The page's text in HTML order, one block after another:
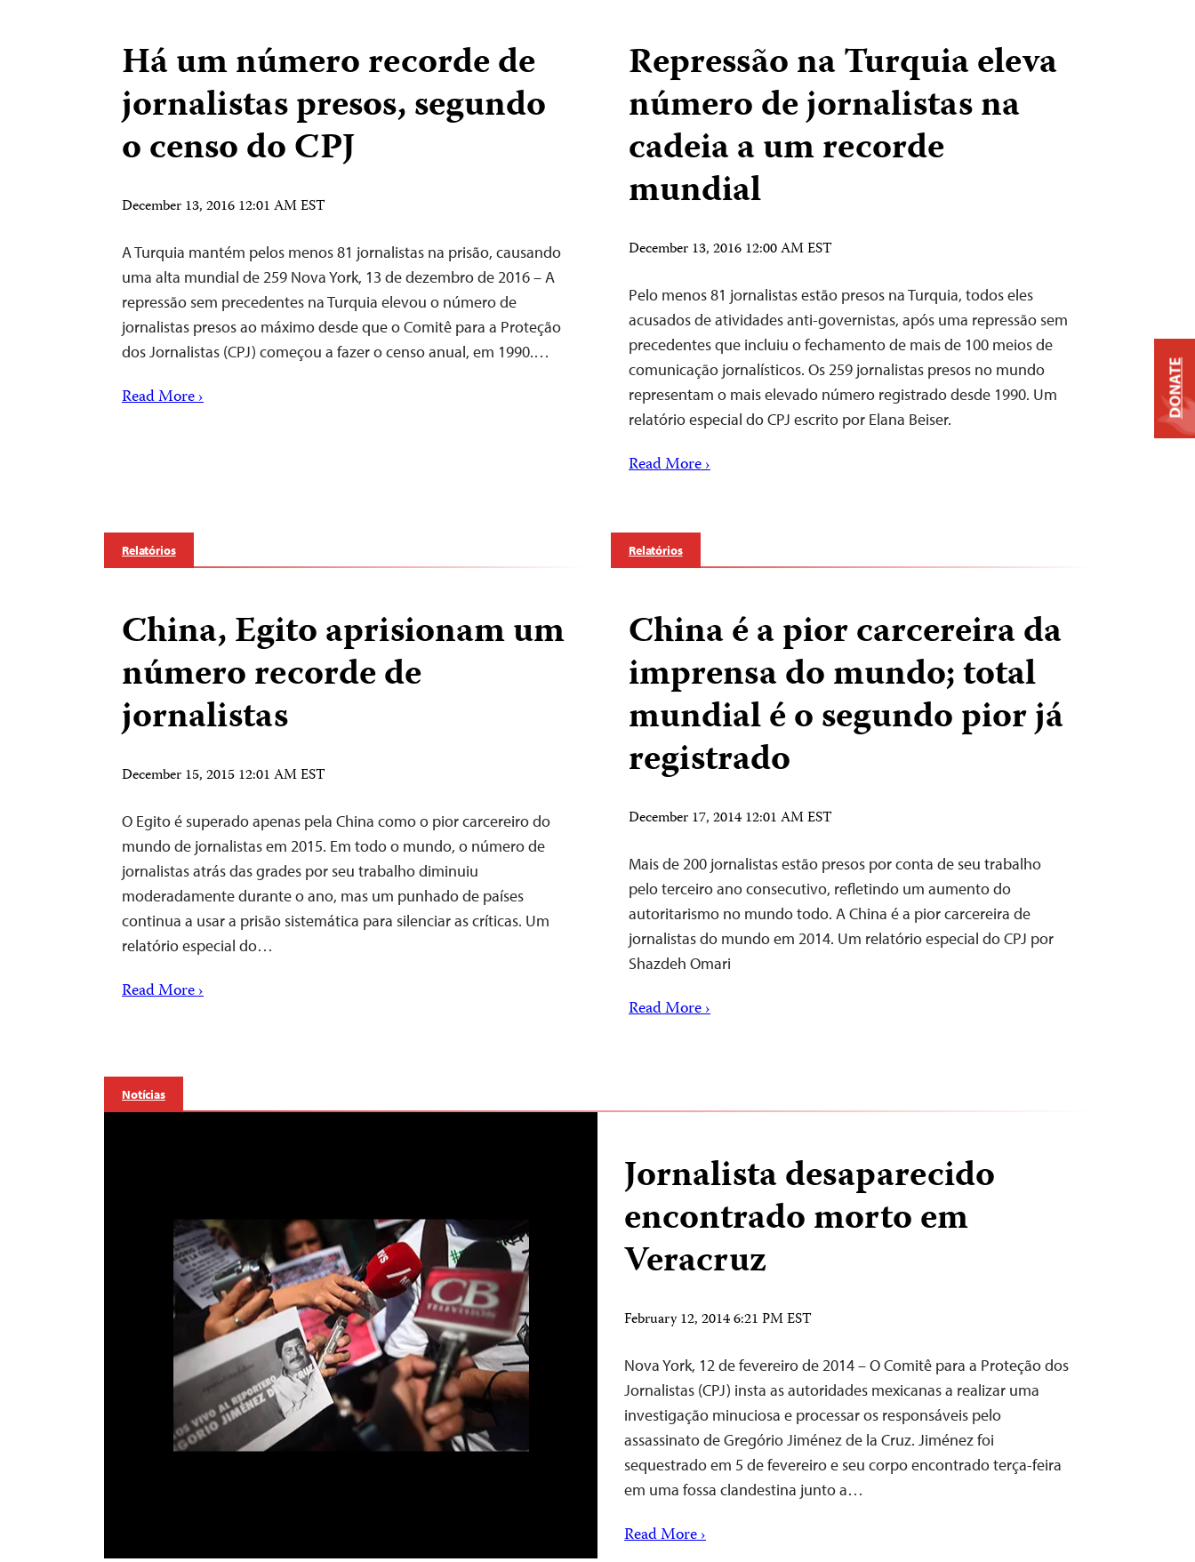
Há um número recorde de
jornalistas presos, segundo
o censo do CPJ
December 13, 2016 12:01 AM EST
A Turquia mantém pelos menos 81 jornalistas na prisão, causando
uma alta mundial de 259 Nova York, 13 de dezembro de 2016 – A
repressão sem precedentes na Turquia elevou o número de
jornalistas presos ao máximo desde que o Comitê para a Proteção
dos Jornalistas (CPJ) começou a fazer o censo anual, em 1990.…
Read More ›
Repressão na Turquia eleva
número de jornalistas na
cadeia a um recorde
mundial
December 13, 2016 12:00 AM EST
Pelo menos 81 jornalistas estão presos na Turquia, todos eles
acusados de atividades anti-governistas, após uma repressão sem
precedentes que incluiu o fechamento de mais de 100 meios de
comunicação jornalísticos. Os 259 jornalistas presos no mundo
representam o mais elevado número registrado desde 1990. Um
relatório especial do CPJ escrito por Elana Beiser.
Read More ›
Relatórios
China, Egito aprisionam um
número recorde de
jornalistas
December 15, 2015 12:01 AM EST
O Egito é superado apenas pela China como o pior carcereiro do
mundo de jornalistas em 2015. Em todo o mundo, o número de
jornalistas atrás das grades por seu trabalho diminuiu
moderadamente durante o ano, mas um punhado de países
continua a usar a prisão sistemática para silenciar as críticas. Um
relatório especial do…
Read More ›
Relatórios
China é a pior carcereira da
imprensa do mundo; total
mundial é o segundo pior já
registrado
December 17, 2014 12:01 AM EST
Mais de 200 jornalistas estão presos por conta de seu trabalho
pelo terceiro ano consecutivo, refletindo um aumento do
autoritarismo no mundo todo. A China é a pior carcereira de
jornalistas do mundo em 2014. Um relatório especial do CPJ por
Shazdeh Omari
Read More ›
Notícias
Jornalista desaparecido
encontrado morto em
Veracruz
February 12, 2014 6:21 PM EST
Nova York, 12 de fevereiro de 2014 – O Comitê para a Proteção dos
Jornalistas (CPJ) insta as autoridades mexicanas a realizar uma
investigação minuciosa e processar os responsáveis pelo
assassinato de Gregório Jiménez de la Cruz. Jiménez foi
sequestrado em 5 de fevereiro e seu corpo encontrado terça-feira
em uma fossa clandestina junto a…
Read More ›
DONATE